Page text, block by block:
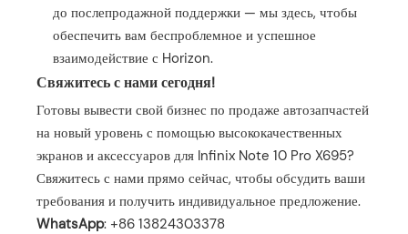
до послепродажной поддержки — мы здесь, чтобы
обеспечить вам беспроблемное и успешное
взаимодействие с Horizon.
Свяжитесь с нами сегодня!
Готовы вывести свой бизнес по продаже автозапчастей
на новый уровень с помощью высококачественных
экранов и аксессуаров для Infinix Note 10 Pro X695?
Свяжитесь с нами прямо сейчас, чтобы обсудить ваши
требования и получить индивидуальное предложение.
WhatsApp: +86 13824303378